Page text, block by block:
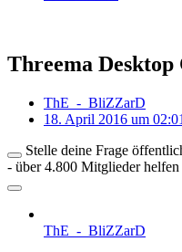
Threema
ThE_-_BliZZarD
18. April 2016 um 02:01
Stelle deine Frage
- über 4.800 Mitglieder
ThE_-_BliZZarD